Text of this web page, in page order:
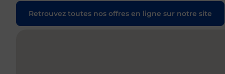
Retrouvez toutes nos offres en ligne sur notre site